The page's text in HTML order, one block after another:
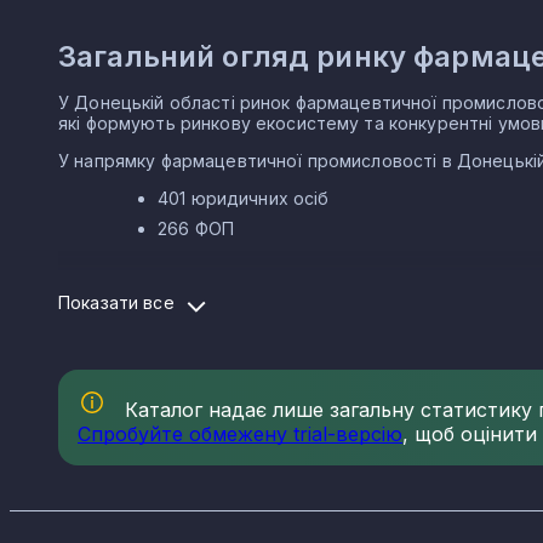
Степне
Комар
Гранітне
Новоолексіївка
Олександрівка
Гірне
Загальний огляд ринку
У Донецькій області ринок фармацевтичної
які формують ринкову екосистему та конкурентні
У напрямку фармацевтичної промисловості в
401 юридичних осіб
266 ФОП
Структура ринку
46.46 Оптова торгівля фармацевтичними
21.20 Виробництво фармацевтичних
Показати все
Каталог надає лише загальну статистику
Спробуйте обмежену trial-версію, щоб оцінити